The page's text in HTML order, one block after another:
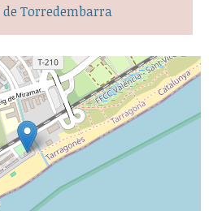
Torredembarra